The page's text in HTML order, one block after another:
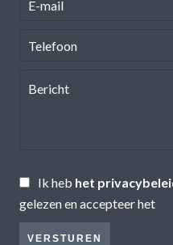
Ik heb het
gelezen en accepteer het
VERSTUREN